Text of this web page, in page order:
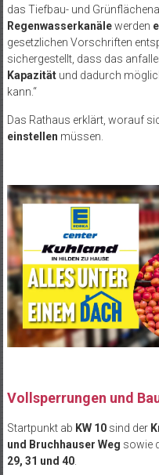
das Tiefbau- und
Regenwasserkanälewerden
gesetzlichen Vorschriften
sichergestellt, dass das
Kapazitätund dadurch
kann.“
Das Rathaus erklärt, worauf
einstellen müssen.
Vollsperrungen und
Startpunkt ab KW 10sind der
und Bruchhauser Weg sowie
29, 31 und 40.